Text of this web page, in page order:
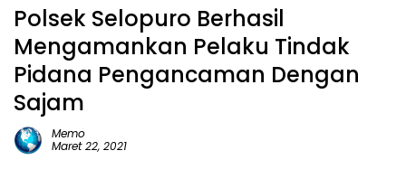
Polsek Selopuro Berhasil
Mengamankan Pelaku Tindak
Pidana Pengancaman Dengan
Sajam
Memo
Maret 22, 2021